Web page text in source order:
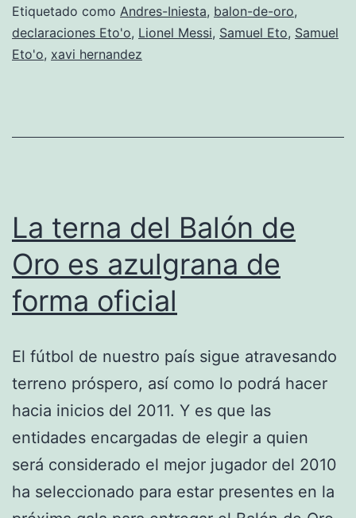
Balón
de
Oro
Etiquetado como Andres-Iniesta, balon-de-oro,
declaraciones Eto'o, Lionel Messi, Samuel Eto, Samuel
Eto'o, xavi hernandez
La terna del Balón de
Oro es azulgrana de
forma oficial
El fútbol de nuestro país sigue atravesando
terreno próspero, así como lo podrá hacer
hacia inicios del 2011. Y es que las
entidades encargadas de elegir a quien
será considerado el mejor jugador del 2010
ha seleccionado para estar presentes en la